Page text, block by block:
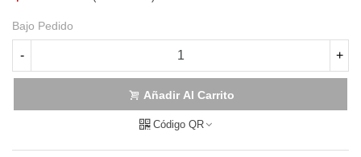
Bajo Pedido
- +
Añadir Al Carrito
Código QR